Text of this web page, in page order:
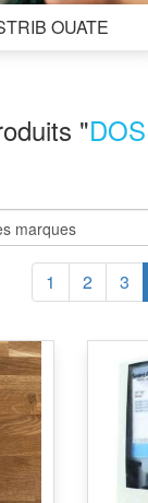
OUATE
"
1 2 3